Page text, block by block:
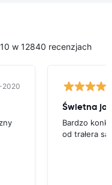
w 12840 recenzjach
2020
Świetna
Bardzo
od trałera